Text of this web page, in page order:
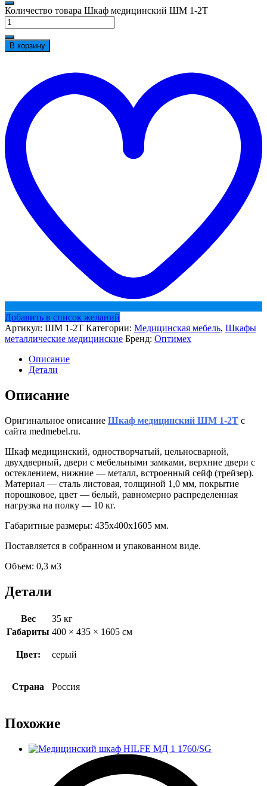
Количество товара Шкаф медицинский ШМ 1-2Т
В корзину
Добавить в список желаний
Артикул: ШМ 1-2Т Категории: Медицинская мебель, Шкафы
металлические медицинские Бренд: Оптимех
Описание
Детали
Описание
Оригинальное описание Шкаф медицинский ШМ 1-2Т с
сайта medmebel.ru.
Шкаф медицинский, одностворчатый, цельносварной,
двухдверный, двери с мебельными замками, верхние двери с
остеклением, нижние — металл, встроенный сейф (трейзер).
Материал — сталь листовая, толщиной 1,0 мм, покрытие
порошковое, цвет — белый, равномерно распределенная
нагрузка на полку — 10 кг.
Габаритные размеры: 435х400х1605 мм.
Поставляется в собранном и упакованном виде.
Объем: 0,3 м3
Детали
Вес
35 кг
Габариты 400 × 435 × 1605 см
Цвет: серый
Страна Россия
Похожие